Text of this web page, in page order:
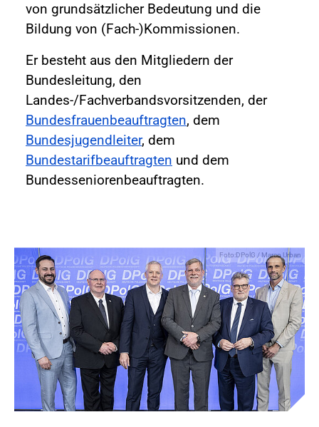
von grundsätzlicher Bedeutung und die
Bildung von (Fach-)Kommissionen.
Er besteht aus den Mitgliedern der
Bundesleitung, den
Landes-/Fachverbandsvorsitzenden, der
Bundesfrauenbeauftragten, dem
Bundesjugendleiter, dem
Bundestarifbeauftragten und dem
Bundesseniorenbeauftragten.
Foto:DPolG / Marco Urban